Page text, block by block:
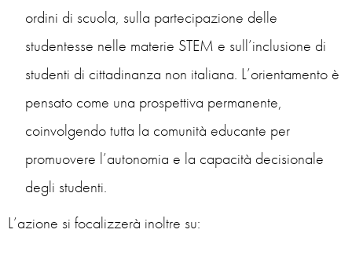
ordini di scuola, sulla partecipazione delle
studentesse nelle materie STEM e sull’inclusione di
studenti di cittadinanza non italiana. L’orientamento è
pensato come una prospettiva permanente,
coinvolgendo tutta la comunità educante per
promuovere l’autonomia e la capacità decisionale
degli studenti.
L’azione si focalizzerà inoltre su: